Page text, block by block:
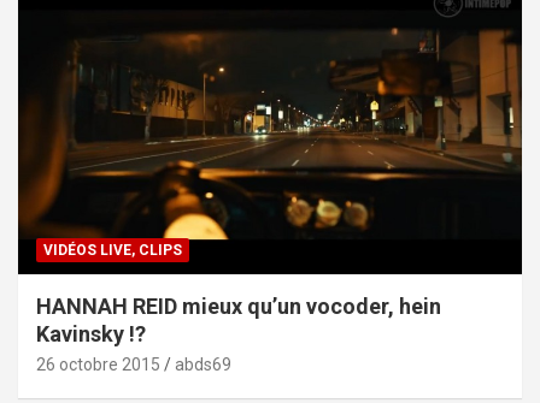
VIDÉOS LIVE, CLIPS
HANNAH REID mieux qu’un vocoder, hein
Kavinsky !?
26 octobre 2015 abds69